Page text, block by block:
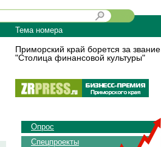
Тема номера
Приморский край борется за звание
"Столица финансовой культуры"
Опрос
Спецпроекты